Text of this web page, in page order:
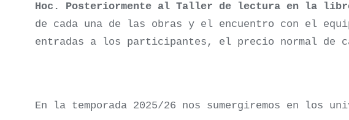
Hoc. Posteriormente al Taller de lectura en la
de cada una de las obras y el encuentro con el
entradas a los participantes, el precio normal de
En la temporada 2025/26 nos sumergiremos en los